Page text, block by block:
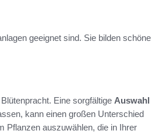
geeignet sind. Sie bilden schöne
Eine sorgfältige Auswahl
kann einen großen Unterschied
Pflanzen auszuwählen, die in Ihrer